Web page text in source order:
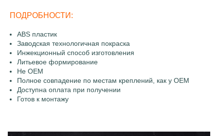
ПОДРОБНОСТИ:
ABS пластик
Заводская технологичная покраска
Инжекционный способ изготовления
Литьевое формирование
Не OEM
Полное совпадение по местам креплений, как у OEM
Доступна оплата при получении
Готов к монтажу